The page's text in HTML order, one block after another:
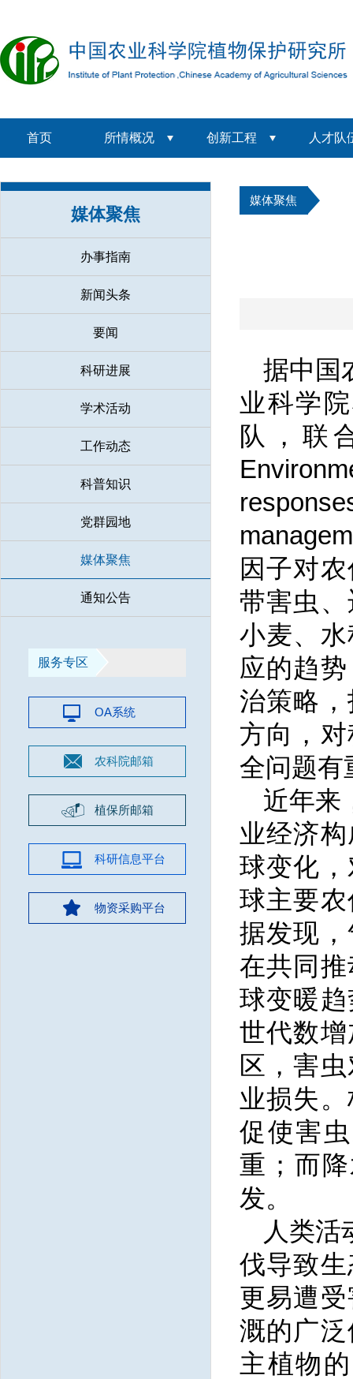
首页 所情概况 创新工程 人才队
媒体聚焦
办事指南
新闻头条
要闻
科研进展
学术活动
工作动态
科普知识
党群园地
媒体聚焦
通知公告
服务专区
OA系统
农科院邮箱
植保所邮箱
科研信息平台
物资采购平台
媒体聚焦
据中国
业科学
队，联
因子对
带害虫
小麦、
应的趋
治策略
方向，
全问题有
近年来
业经济
球变化
球主要
据发现
在共同
球变暖
世代数
区，害
业损失
促使害
重；而
发。
人类活
伐导致
更易遭
溉的广
主植物